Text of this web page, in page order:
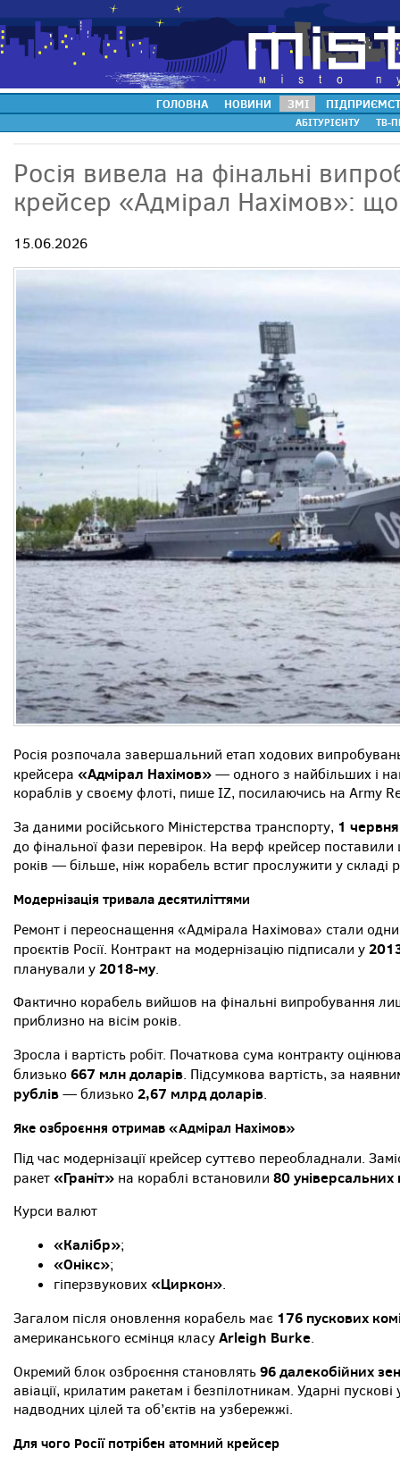
ГОЛОВНА НОВИНИ ЗМІ
АБІТУРІЄНТУ ТВ-
Росія вивела на фінальні
крейсер «Адмірал Нахімов»:
15.06.2026
Росія розпочала завершальний етап ходових
крейсера «Адмірал Нахімов»— одного з найбільших і
кораблів у своєму флоті, пише IZ, посилаючись на Army
За даними російського Міністерства транспорту, 1
до фінальної фази перевірок. На верф крейсер
років — більше, ніж корабель встиг прослужити у складі
Модернізація тривала десятиліттями
Ремонт і переоснащення «Адмірала Нахімова» стали
проєктів Росії. Контракт на модернізацію підписали у
планували у2018-му.
Фактично корабель вийшов на фінальні випробування
приблизно на вісім років.
Зросла і вартість робіт. Початкова сума контракту
близько 667 млн доларів. Підсумкова вартість, за
рублів— близько 2,67 млрд доларів.
Яке озброєння отримав «Адмірал Нахімов»
Під час модернізації крейсер суттєво переобладнали.
ракет«Граніт» на кораблі встановили 80 універсальних
Курси валют
«Калібр»;
«Онікс»;
гіперзвукових«Циркон».
Загалом після оновлення корабель має 176 пускових
американського есмінця класуArleigh Burke.
Окремий блок озброєння становлять96 далекобійних
авіації, крилатим ракетам і безпілотникам. Ударні
надводних цілей та об’єктів на узбережжі.
Для чого Росії потрібен атомний крейсер